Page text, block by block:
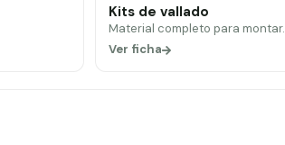
Kits de vallado
Material completo para montar.
Ver ficha